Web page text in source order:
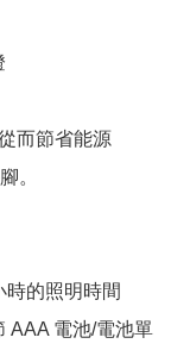
而節省能源
。